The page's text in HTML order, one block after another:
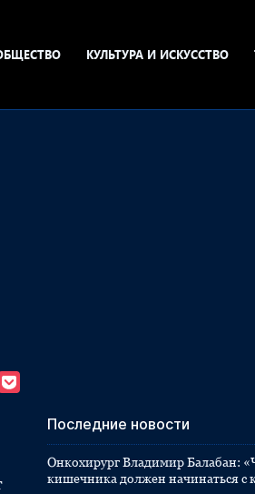
КУЛЬТУРА И ИСКУССТВО
Последние новости
Онкохирург Владимир Балабан:
кишечника должен начинаться с